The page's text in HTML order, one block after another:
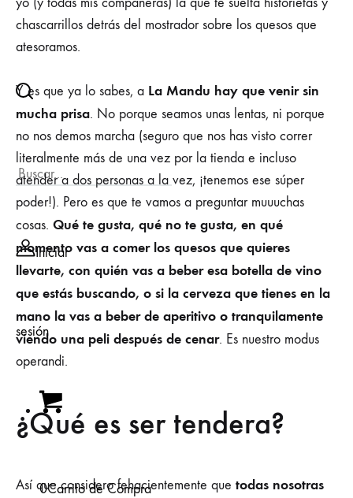
Iniciar
sesión
0Carrito de Compra
chascarrillos detrás del mostrador sobre los quesos que
atesoramos.
Y es que ya lo sabes, a La Mandu hay que venir sin
mucha prisa. No porque seamos unas lentas, ni porque
no nos demos marcha (seguro que nos has visto correr
literalmente más de una vez por la tienda e incluso
atender a dos personas a la vez, ¡tenemos ese súper
poder!). Pero es que te vamos a preguntar muuuchas
cosas. Qué te gusta, qué no te gusta, en qué
momento vas a comer los quesos que quieres
llevarte, con quién vas a beber esa botella de vino
que estás buscando, o si la cerveza que tienes en la
mano la vas a beber de aperitivo o tranquilamente
viendo una peli después de cenar. Es nuestro modus
operandi.
¿Qué es ser tendera?
Así que considero fehacientemente que todas nosotras